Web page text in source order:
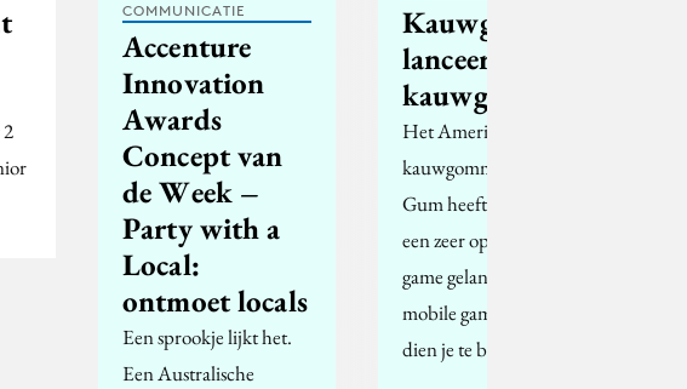
COMMUNICATIE
Accenture
Innovation
Awards
Concept van
de Week –
Party with a
Local:
ontmoet locals
Een sprookje lijkt het.
Een Australische
Kauwgommerk
lanceert
kauwgame
Het Amerikaanse
kauwgommerk Stride
Gum heeft vorige week
een zeer opmerkelijke
game gelanceerd. De
mobile game Gumulon
dien je te besturen…